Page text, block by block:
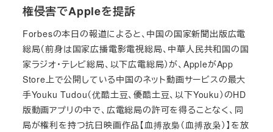
権侵害でAppleを提訴
Forbesの本日の報道によると、中国の国家新聞出版広電
総局（前身は国家広播電影電視総局、中華人民共和国の国
家ラジオ・テレビ総局、以下広電総局）が、AppleがApp
Store上で公開している中国のネット動画サービスの最大
手Youku Tudou（优酷土豆、優酷土豆、以下Youku）のHD
版動画アプリの中で、広電総局の許可を得ることなく、同
局が権利を持つ抗日映画作品【血搏敌梟（血搏敌枭）】を放